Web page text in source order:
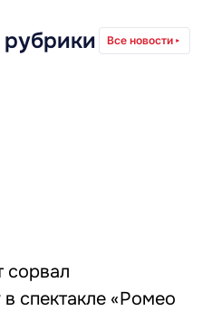
Все новости
сорвал
спектакле «Ромео